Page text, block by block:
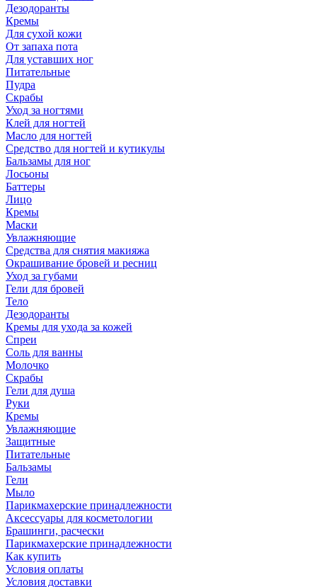
Дезодоранты
Кремы
Для сухой кожи
От запаха пота
Для уставших ног
Питательные
Пудра
Скрабы
Уход за ногтями
Клей для ногтей
Масло для ногтей
Средство для ногтей и кутикулы
Бальзамы для ног
Лосьоны
Баттеры
Лицо
Кремы
Маски
Увлажняющие
Средства для снятия макияжа
Окрашивание бровей и ресниц
Уход за губами
Гели для бровей
Тело
Дезодоранты
Кремы для ухода за кожей
Спреи
Соль для ванны
Молочко
Скрабы
Гели для душа
Руки
Кремы
Увлажняющие
Защитные
Питательные
Бальзамы
Гели
Мыло
Парикмахерские принадлежности
Аксессуары для косметологии
Брашинги, расчески
Парикмахерские принадлежности
Как купить
Условия оплаты
Условия доставки